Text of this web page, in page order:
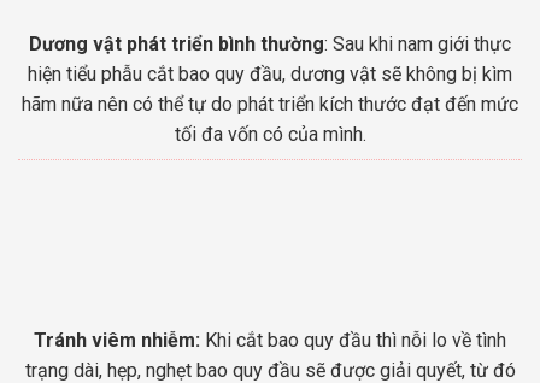
Dương vật phát triển bình thường: Sau khi nam giới thực
hiện tiểu phẫu cắt bao quy đầu, dương vật sẽ không bị kìm
hãm nữa nên có thể tự do phát triển kích thước đạt đến mức
tối đa vốn có của mình.
Tránh viêm nhiễm: Khi cắt bao quy đầu thì nỗi lo về tình
trạng dài, hẹp, nghẹt bao quy đầu sẽ được giải quyết, từ đó